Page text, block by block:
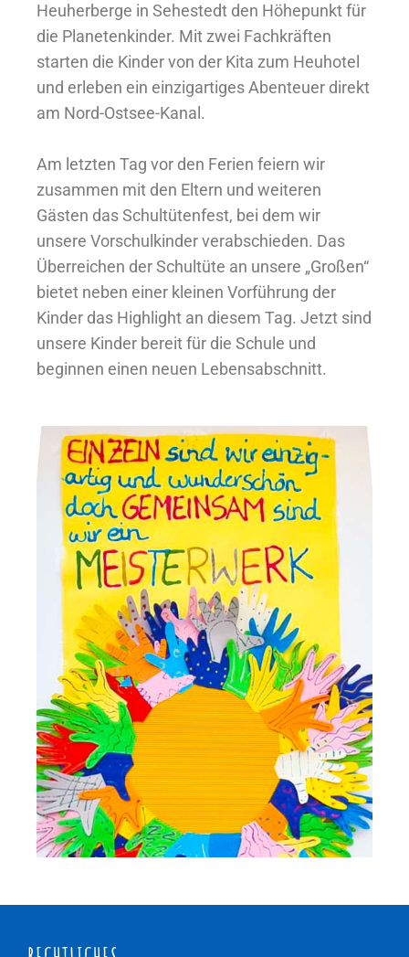
Heuherberge in Sehestedt den Höhepunkt für
die Planetenkinder. Mit zwei Fachkräften
starten die Kinder von der Kita zum Heuhotel
und erleben ein einzigartiges Abenteuer direkt
am Nord-Ostsee-Kanal.
Am letzten Tag vor den Ferien feiern wir
zusammen mit den Eltern und weiteren
Gästen das Schultütenfest, bei dem wir
unsere Vorschulkinder verabschieden. Das
Überreichen der Schultüte an unsere „Großen“
bietet neben einer kleinen Vorführung der
Kinder das Highlight an diesem Tag. Jetzt sind
unsere Kinder bereit für die Schule und
beginnen einen neuen Lebensabschnitt.